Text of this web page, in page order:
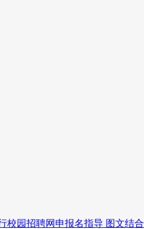
校园招聘网申报名指导 图文结合